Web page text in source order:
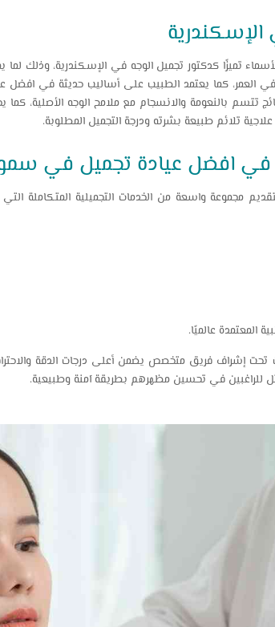
تميزًا كدكتور تجميل الوجه في الإسكندرية، وذلك
في العمر، كما يعتمد الطبيب على أساليب حديثة في
نتائج تتسم بالنعومة والانسجام مع ملامح الوجه
تلائم طبيعة بشرته ودرجة التجميل المطلوبة.
في افضل عيادة تجميل في
مجموعة واسعة من الخدمات التجميلية المتكاملة
المعتمدة عالميًا.
تحت إشراف فريق متخصص يضمن أعلى درجات الدقة
للراغبين في تحسين مظهرهم بطريقة آمنة وطبيعية.